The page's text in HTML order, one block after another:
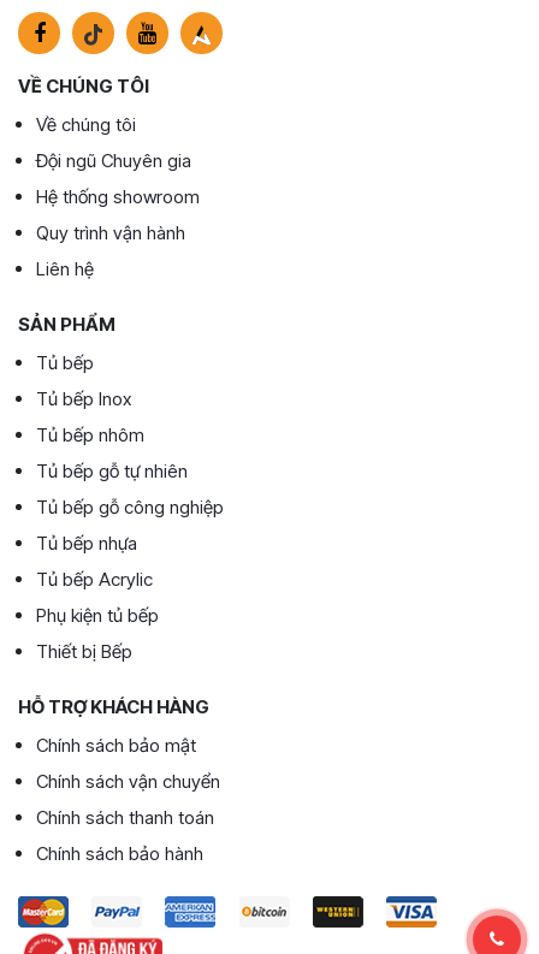
VỀ CHÚNG TÔI
Về chúng tôi
Đội ngũ Chuyên gia
Hệ thống showroom
Quy trình vận hành
Liên hệ
SẢN PHẨM
Tủ bếp
Tủ bếp Inox
Tủ bếp nhôm
Tủ bếp gỗ tự nhiên
Tủ bếp gỗ công nghiệp
Tủ bếp nhựa
Tủ bếp Acrylic
Phụ kiện tủ bếp
Thiết bị Bếp
HỖ TRỢ KHÁCH HÀNG
Chính sách bảo mật
Chính sách vận chuyển
Chính sách thanh toán
Chính sách bảo hành